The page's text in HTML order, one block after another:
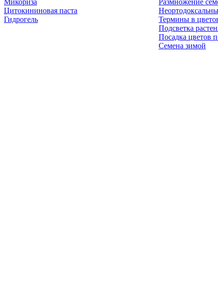
Микориза
Цитокининовая паста
Гидрогель
Размножение
Термины в
Подсветка
Посадка цветов
Семена зимой